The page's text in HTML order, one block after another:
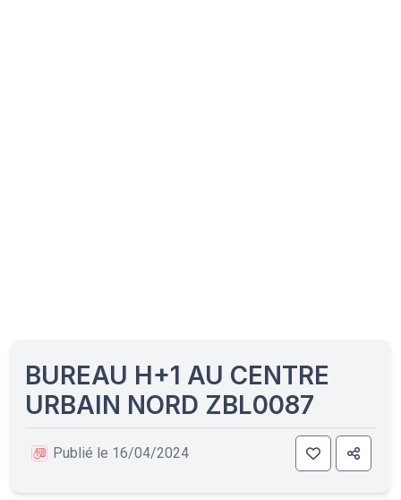
BUREAU H+1 AU CENTRE
URBAIN NORD ZBL0087
Publié le 16/04/2024